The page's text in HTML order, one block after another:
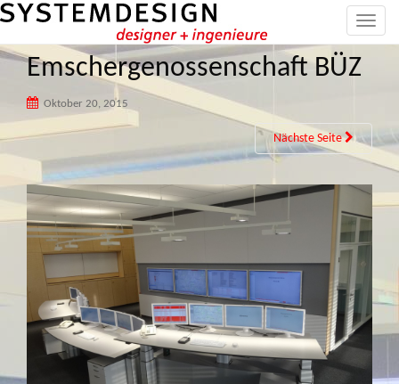
T
o
e
n
v
g
a
o
Emschergenossenschaft BÜZ
Oktober 20, 2015
Nächste Seite